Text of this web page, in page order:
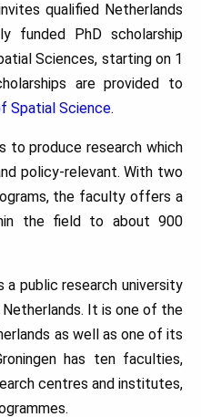
qualified Netherlands
funded PhD scholarship
Sciences, starting on 1
are provided to
Spatial Science.
to produce research which
policy-relevant. With two
the faculty offers a
the field to about 900
a public research university
It is one of the
as well as one of its
has ten faculties,
centres and institutes,